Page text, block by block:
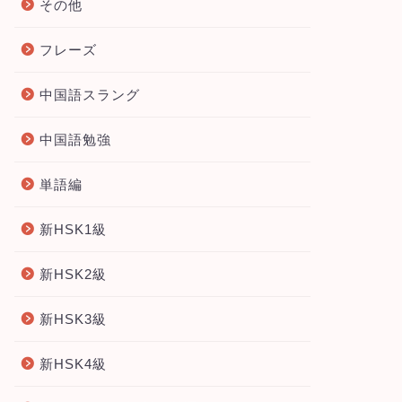
その他
フレーズ
中国語スラング
中国語勉強
単語編
新HSK1級
新HSK2級
新HSK3級
新HSK4級